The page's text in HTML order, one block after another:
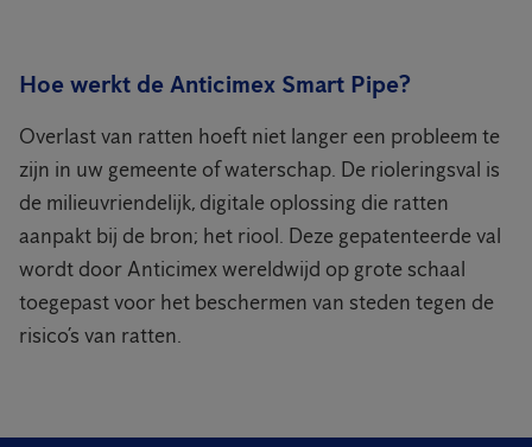
Hoe werkt de Anticimex Smart Pipe?
Overlast van ratten hoeft niet langer een probleem te
zijn in uw gemeente of waterschap. De rioleringsval is
de milieuvriendelijk, digitale oplossing die ratten
aanpakt bij de bron; het riool. Deze gepatenteerde val
wordt door Anticimex wereldwijd op grote schaal
toegepast voor het beschermen van steden tegen de
risico’s van ratten.